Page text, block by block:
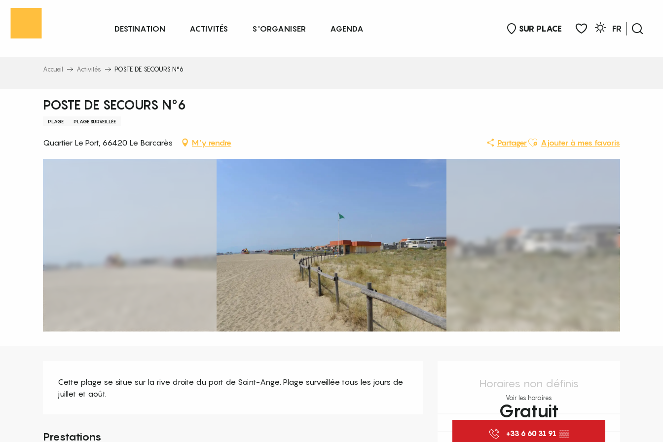
Aller
principal
SUR PLACE
FR
DESTINATION ACTIVITÉS S'ORGANISER AGENDA
Accueil Activités POSTE DE SECOURS N°6
POSTE DE SECOURS N°6
PLAGE PLAGE SURVEILLÉE
Quartier Le Port, 66420 Le Barcarès M'y rendre PartagerAjouter aux favoris
Ajouter à mes favoris
Ouverture et coordonnées
Horaires non définis
Voir les horaires
Gratuit
+33 6 60 31 91 ▒▒
Description
Cette plage se situe sur la rive droite du port de Saint-Ange. Plage surveillée tous les jours de
juillet et août.
Prestations